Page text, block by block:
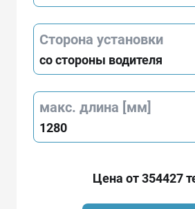
Сторона установки
со стороны водителя
макс. длина [мм]
1280
Цена от 354427